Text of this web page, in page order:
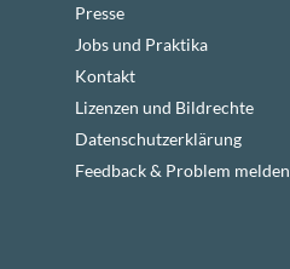
Presse
Jobs und Praktika
Kontakt
Lizenzen und Bildrechte
Datenschutzerklärung
Feedback & Problem melden